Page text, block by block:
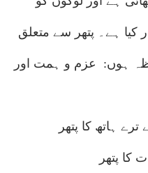
کیا ہے۔ پتھر سے متعلق
ہوں: عزم و ہمت اور
ترے ہاتھ کا پتھر
کا پتھر